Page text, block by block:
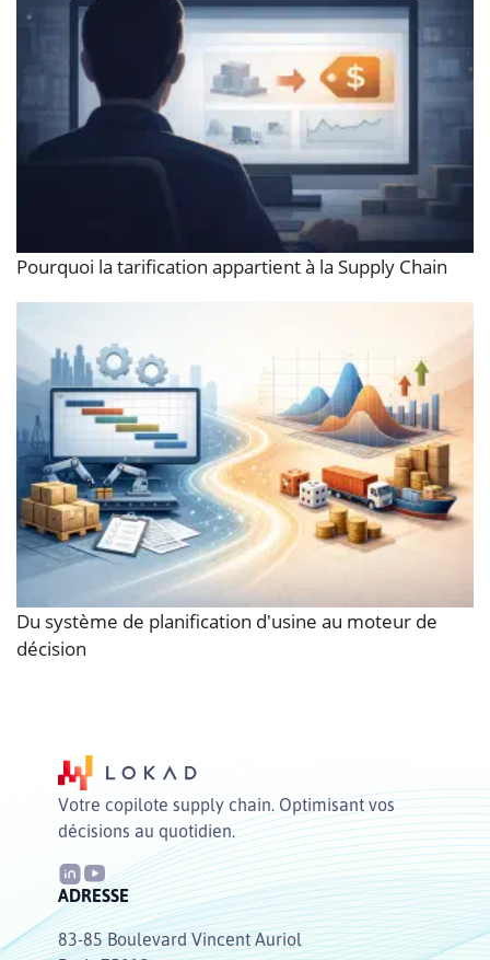
Pourquoi la tarification appartient à la Supply Chain
Du système de planification d'usine au moteur de
décision
Votre copilote supply chain. Optimisant vos
décisions au quotidien.
ADRESSE
83-85 Boulevard Vincent Auriol